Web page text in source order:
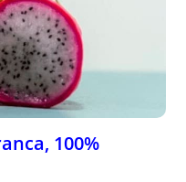
100%